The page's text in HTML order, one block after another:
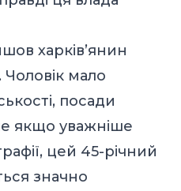
харків’янин
мало
посади
якщо уважніше
цей 45-річний
значно